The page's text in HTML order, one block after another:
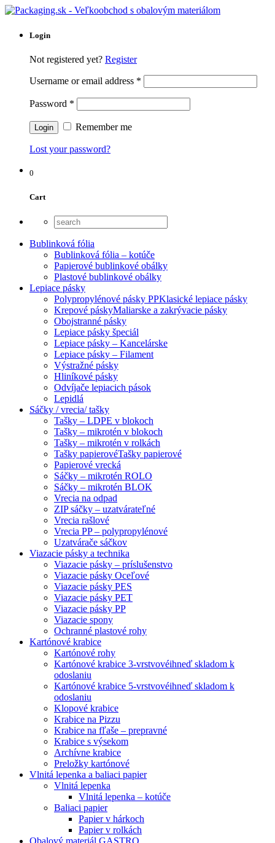
Login
Not registered yet? Register
Username or email address *
Password *
Remember me
Lost your password?
0
Cart
Bublinková fólia
Bublinková fólia – kotúče
Papierové bublinkové obálky
Plastové bublinkové obálky
Lepiace pásky
Polypropylénové pásky PPKlasické lepiace pásky
Krepové páskyMaliarske a zakrývacie pásky
Obojstranné pásky
Lepiace pásky špeciál
Lepiace pásky – Kancelárske
Lepiace pásky – Filament
Výstražné pásky
Hliníkové pásky
Odvíjače lepiacich pások
Lepidlá
Sáčky / vrecia/ tašky
Tašky – LDPE v blokoch
Tašky – mikrotén v blokoch
Tašky – mikrotén v rolkách
Tašky papierovéTašky papierové
Papierové vrecká
Sáčky – mikrotén ROLO
Sáčky – mikrotén BLOK
Vrecia na odpad
ZIP sáčky – uzatvárateľné
Vrecia rašlové
Vrecia PP – polypropylénové
Uzatvárače sáčkov
Viazacie pásky a technika
Viazacie pásky – príslušenstvo
Viazacie pásky Oceľové
Viazacie pásky PES
Viazacie pásky PET
Viazacie pásky PP
Viazacie spony
Ochranné plastové rohy
Kartónové krabice
Kartónové rohy
Kartónové krabice 3-vrstvovéihneď skladom k
odoslaniu
Kartónové krabice 5-vrstvovéihneď skladom k
odoslaniu
Klopové krabice
Krabice na Pizzu
Krabice na fľaše – prepravné
Krabice s výsekom
Archívne krabice
Preložky kartónové
Vlnitá lepenka a baliaci papier
Vlnitá lepenka
Vlnitá lepenka – kotúče
Baliaci papier
Papier v hárkoch
Papier v rolkách
Obalový materiál GASTRO